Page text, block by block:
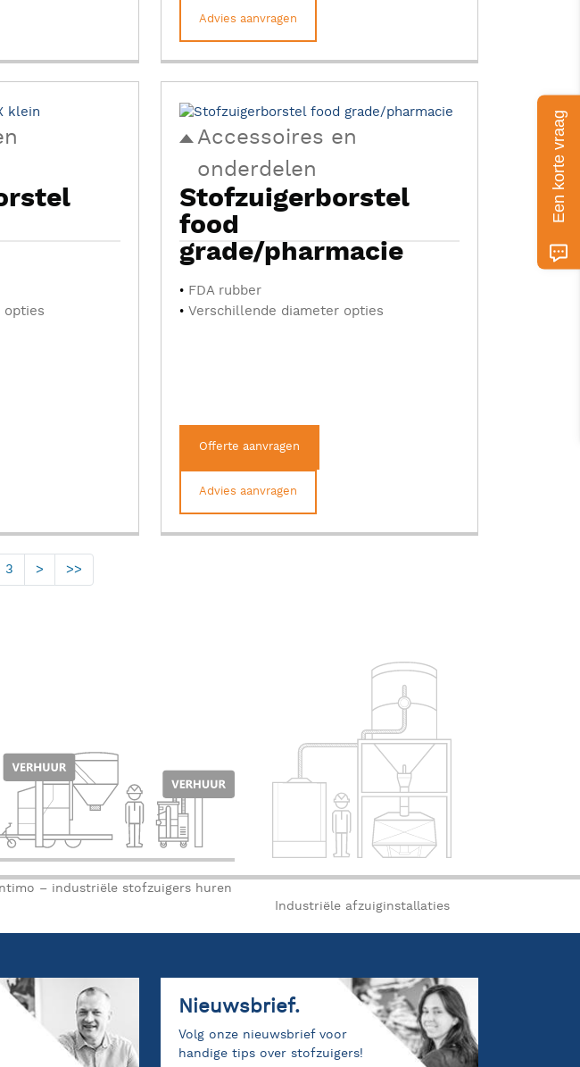
Advies aanvragen
opties
Accessoires en
onderdelen
Stofzuigerborstel
food
grade/pharmacie
FDA rubber
Verschillende diameter opties
Offerte aanvragen
Advies aanvragen
3 > >>
– industriële stofzuigers huren
Industriële afzuiginstallaties
Nieuwsbrief.
Volg onze nieuwsbrief voor
handige tips over stofzuigers!
Een korte vraag